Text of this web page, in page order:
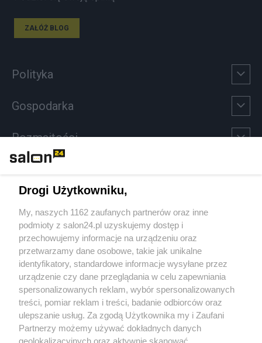
ZAŁÓŻ BLOG
Polityka
Gospodarka
Rozmaitości
Sport
Społeczeństwo
Kultura
X Facebook Instagram Youtube
Drogi Użytkowniku,
My, naszych 1162 zaufanych partnerów oraz inne
podmioty z salon24.pl uzyskujemy dostęp i
przechowujemy informacje na urządzeniu oraz
przetwarzamy dane osobowe, takie jak unikalne
identyfikatory, standardowe informacje wysyłane przez
urządzenie czy dane przeglądania w celu zapewniania
spersonalizowanych reklam, wybór spersonalizowanych
treści, pomiar reklam i treści, badanie odbiorców oraz
ulepszanie usług. Za zgodą Użytkownika my i Zaufani
Partnerzy możemy używać dokładnych danych
geolokalizacyjnych oraz aktywnie skanować